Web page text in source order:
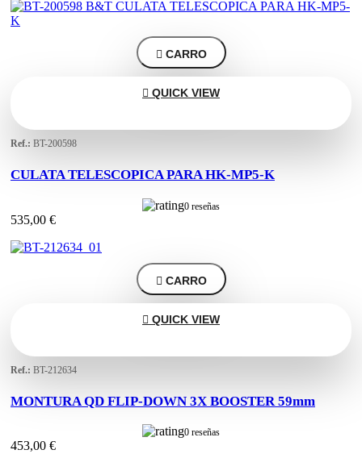
 CARRO
 QUICK VIEW
Ref.: BT-200598
CULATA TELESCOPICA PARA HK-MP5-K
0 reseñas
535,00 €
 CARRO
 QUICK VIEW
Ref.: BT-212634
MONTURA QD FLIP-DOWN 3X BOOSTER 59mm
0 reseñas
453,00 €